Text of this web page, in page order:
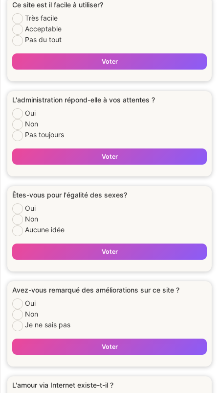
Ce site est il facile à utiliser?
Très facile
Acceptable
Pas du tout
Voter
L'administration répond-elle à vos attentes ?
Oui
Non
Pas toujours
Voter
Êtes-vous pour l'égalité des sexes?
Oui
Non
Aucune idée
Voter
Avez-vous remarqué des améliorations sur ce site ?
Oui
Non
Je ne sais pas
Voter
L'amour via Internet existe-t-il ?